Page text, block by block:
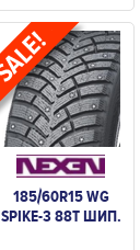
185/60R15 WG
SPIKE-3 88T ШИП.